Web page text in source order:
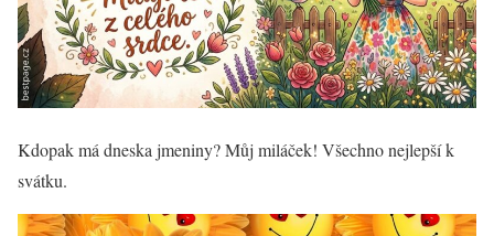
Kdopak má dneska jmeniny? Můj miláček! Všechno nejlepší k
svátku.